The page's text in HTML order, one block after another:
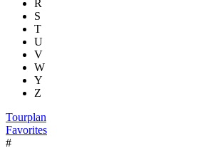
R
S
T
U
V
W
Y
Z
Tourplan
Favorites
#